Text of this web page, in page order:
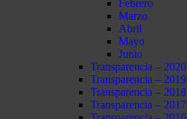
Febrero
Marzo
Abril
Mayo
Junio
Transparencia – 2020
Transparencia – 2019
Transparencia – 2018
Transparencia – 2017